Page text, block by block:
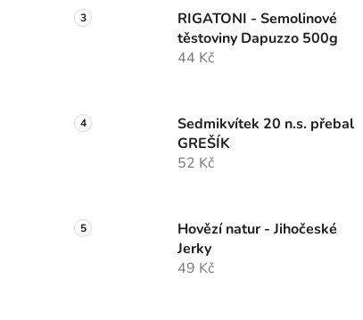
RIGATONI - Semolinové
těstoviny Dapuzzo 500g
44 Kč
Sedmikvítek 20 n.s. přebal
GREŠÍK
52 Kč
Hovězí natur - Jihočeské
Jerky
49 Kč